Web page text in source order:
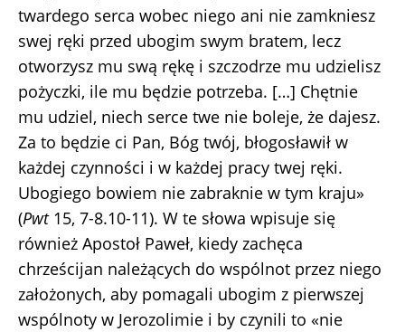
twardego serca wobec niego ani nie zamkniesz
swej ręki przed ubogim swym bratem, lecz
otworzysz mu swą rękę i szczodrze mu udzielisz
pożyczki, ile mu będzie potrzeba. […] Chętnie
mu udziel, niech serce twe nie boleje, że dajesz.
Za to będzie ci Pan, Bóg twój, błogosławił w
każdej czynności i w każdej pracy twej ręki.
Ubogiego bowiem nie zabraknie w tym kraju»
(Pwt15, 7-8.10-11). W te słowa wpisuje się
również Apostoł Paweł, kiedy zachęca
chrześcijan należących do wspólnot przez niego
założonych, aby pomagali ubogim z pierwszej
wspólnoty w Jerozolimie i by czynili to «nie